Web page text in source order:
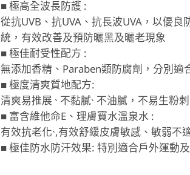
■ 極高全波長防護 :
從抗UVB、抗UVA、抗長波UVA，以優良
統，有效改善及預防曬黑及曬老現象
■ 極佳耐受性配方 :
無添加香精、Paraben類防腐劑，分別
■ 極度清爽質地配方:
清爽易推展 ˴ 不黏膩˴ 不油膩，不易生粉
■ 富含維他命E、理膚寶水溫泉水 :
有效抗老化˴,有效舒緩皮膚敏感、敏弱不
■ 極佳防水防汗效果: 特別適合戶外運動